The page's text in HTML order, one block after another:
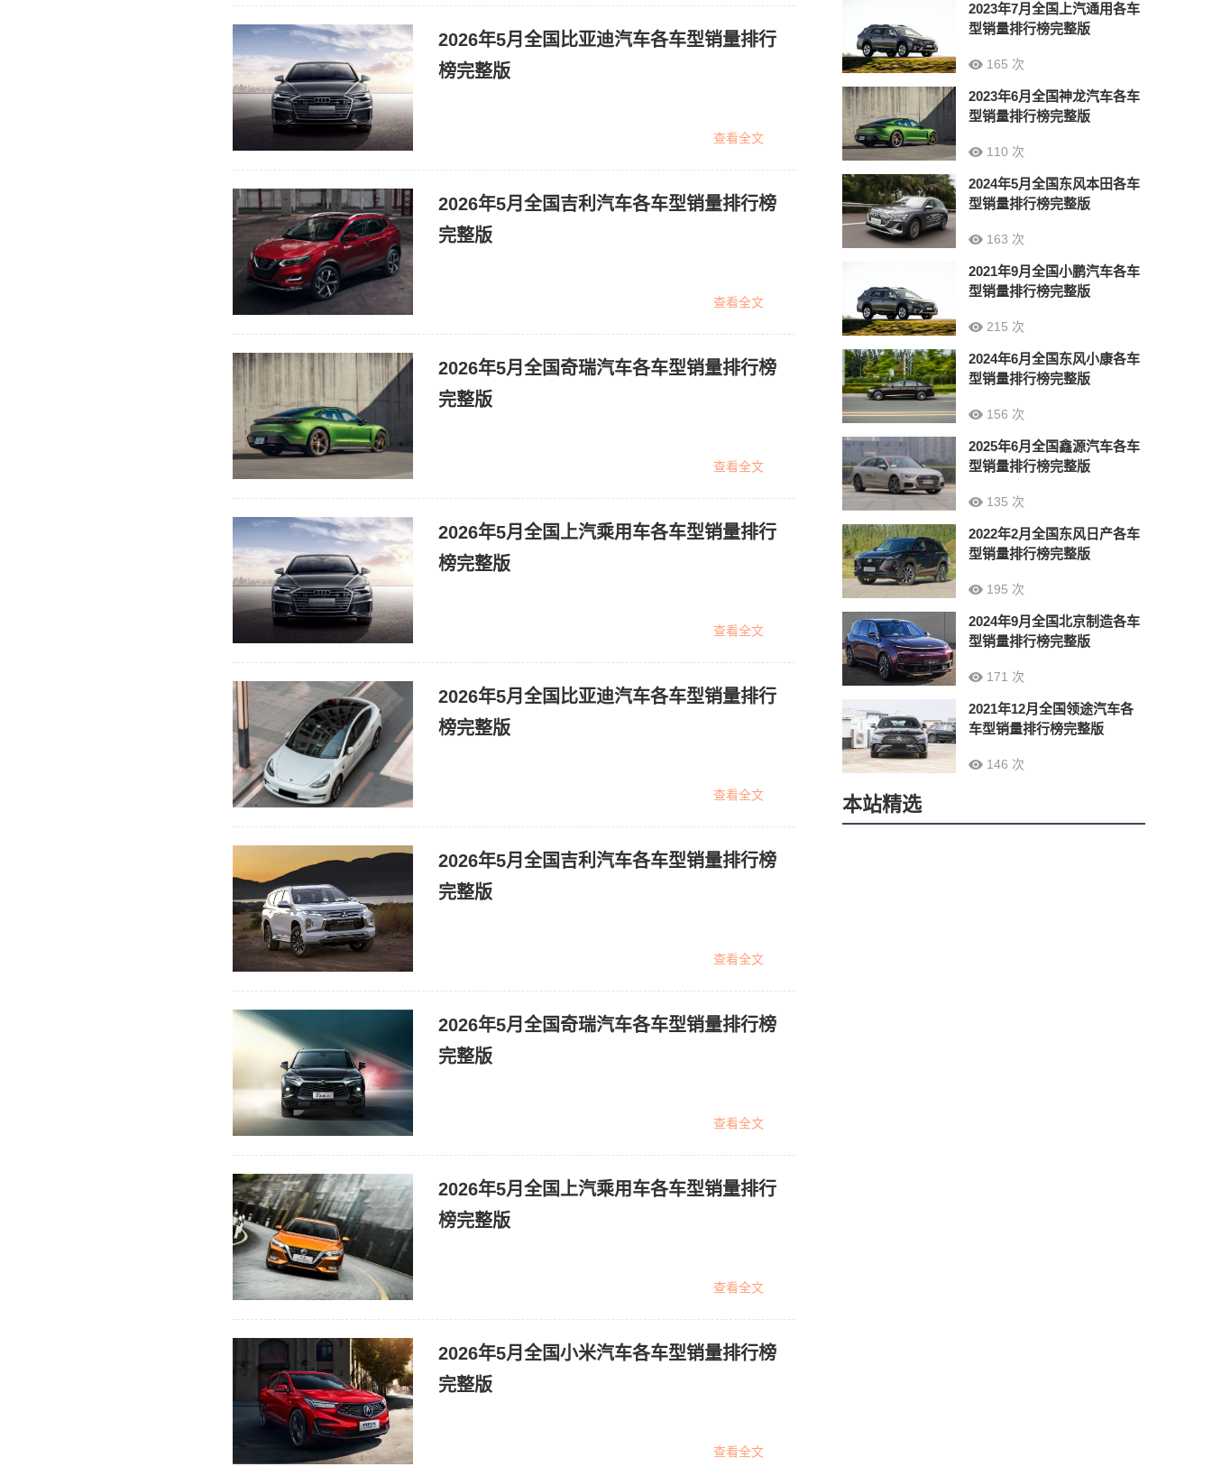
2026年5月全国比亚迪汽车各车型销量排行
榜完整版
查看全文
2026年5月全国吉利汽车各车型销量排行榜
完整版
查看全文
2026年5月全国奇瑞汽车各车型销量排行榜
完整版
查看全文
2026年5月全国上汽乘用车各车型销量排行
榜完整版
查看全文
2026年5月全国比亚迪汽车各车型销量排行
榜完整版
查看全文
2026年5月全国吉利汽车各车型销量排行榜
完整版
查看全文
2026年5月全国奇瑞汽车各车型销量排行榜
完整版
查看全文
2026年5月全国上汽乘用车各车型销量排行
榜完整版
查看全文
2026年5月全国小米汽车各车型销量排行榜
完整版
查看全文
2023年7月全国上汽通用各车
型销量排行榜完整版
165 次
2023年6月全国神龙汽车各车
型销量排行榜完整版
110 次
2024年5月全国东风本田各车
型销量排行榜完整版
163 次
2021年9月全国小鹏汽车各车
型销量排行榜完整版
215 次
2024年6月全国东风小康各车
型销量排行榜完整版
156 次
2025年6月全国鑫源汽车各车
型销量排行榜完整版
135 次
2022年2月全国东风日产各车
型销量排行榜完整版
195 次
2024年9月全国北京制造各车
型销量排行榜完整版
171 次
2021年12月全国领途汽车各
车型销量排行榜完整版
146 次
本站精选